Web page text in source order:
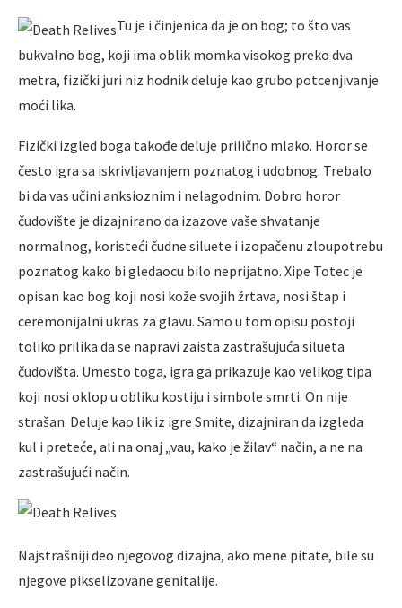
Tu je i činjenica da je on bog; to što vas
bukvalno bog, koji ima oblik momka visokog preko dva
metra, fizički juri niz hodnik deluje kao grubo potcenjivanje
moći lika.
Fizički izgled boga takođe deluje prilično mlako. Horor se
često igra sa iskrivljavanjem poznatog i udobnog. Trebalo
bi da vas učini anksioznim i nelagodnim. Dobro horor
čudovište je dizajnirano da izazove vaše shvatanje
normalnog, koristeći čudne siluete i izopačenu zloupotrebu
poznatog kako bi gledaocu bilo neprijatno. Xipe Totec je
opisan kao bog koji nosi kože svojih žrtava, nosi štap i
ceremonijalni ukras za glavu. Samo u tom opisu postoji
toliko prilika da se napravi zaista zastrašujuća silueta
čudovišta. Umesto toga, igra ga prikazuje kao velikog tipa
koji nosi oklop u obliku kostiju i simbole smrti. On nije
strašan. Deluje kao lik iz igre Smite, dizajniran da izgleda
kul i preteće, ali na onaj „vau, kako je žilav“ način, a ne na
zastrašujući način.
Najstrašniji deo njegovog dizajna, ako mene pitate, bile su
njegove pikselizovane genitalije.